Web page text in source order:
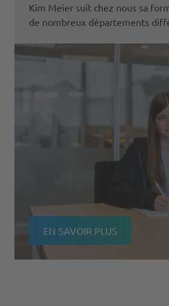
Kim Meier suit chez nous sa
de nombreux départements
EN SAVOIR PLUS